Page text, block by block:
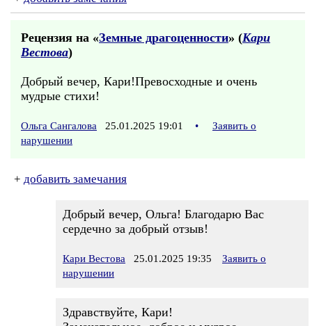
Рецензия на «Земные драгоценности» (Кари
Вестова)
Добрый вечер, Кари!Превосходные и очень
мудрые стихи!
Ольга Сангалова 25.01.2025 19:01 •
Заявить о
нарушении
+ добавить замечания
Добрый вечер, Ольга! Благодарю Вас
сердечно за добрый отзыв!
Кари Вестова 25.01.2025 19:35
Заявить о
нарушении
Здравствуйте, Кари!